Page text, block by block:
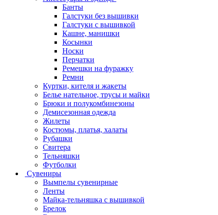
Банты
Галстуки без вышивки
Галстуки с вышивкой
Кашне, манишки
Косынки
Носки
Перчатки
Ремешки на фуражку
Ремни
Куртки, кителя и жакеты
Белье нательное, трусы и майки
Брюки и полукомбинезоны
Демисезонная одежда
Жилеты
Костюмы, платья, халаты
Рубашки
Свитера
Тельняшки
Футболки
Сувениры
Вымпелы сувенирные
Ленты
Майка-тельняшка с вышивкой
Брелок